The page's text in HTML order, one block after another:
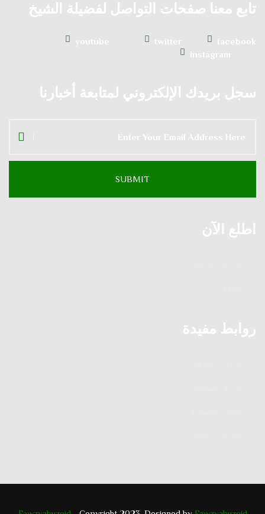
تابع معنا صفحات التواصل لفضيلة الشيخ
facebook
twitter
youtube
instagram
سجل بريدك الإلكتروني لمتابعة أخبارنا
اطلع الآن
روابط مفيدة